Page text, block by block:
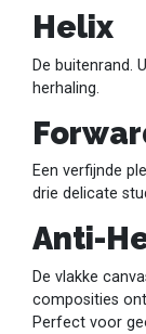
Helix
De buitenrand.
herhaling.
Een verfijnde
drie delicate
Anti-
De vlakke
composities
Perfect voor